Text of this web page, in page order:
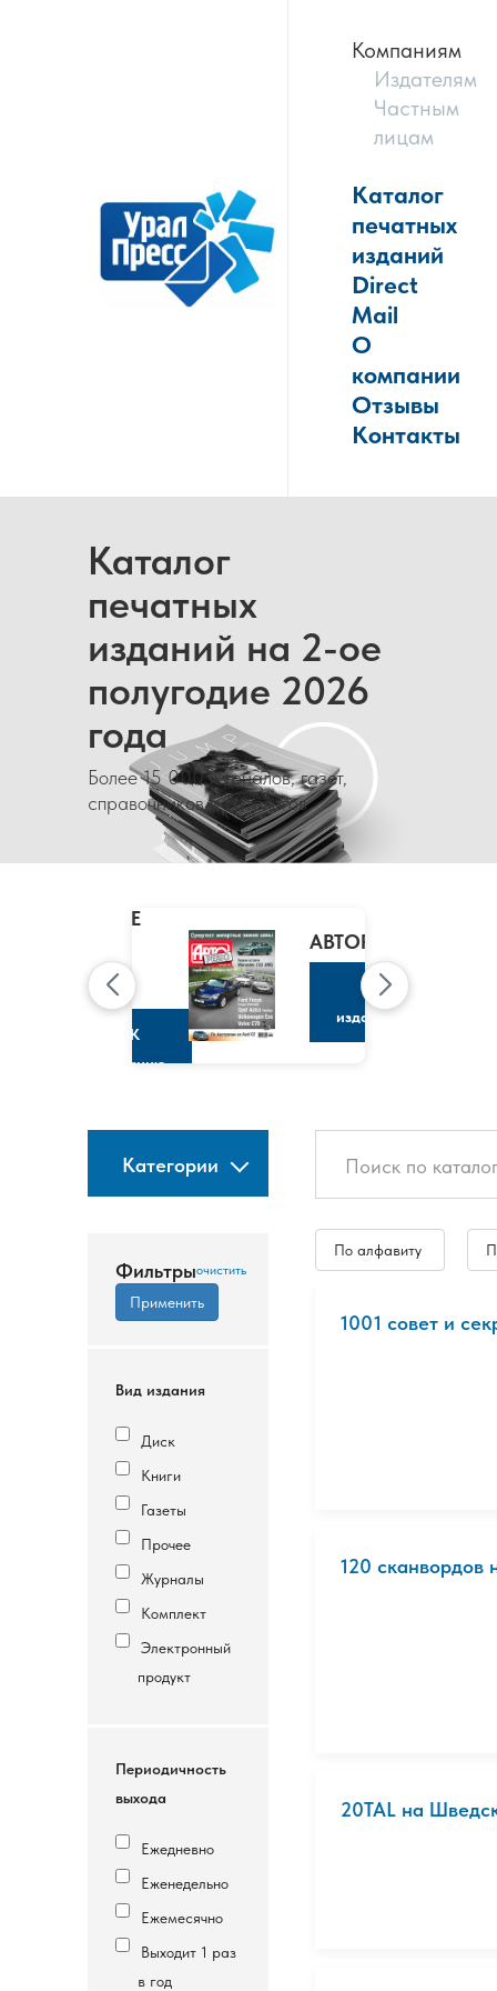
Компаниям
Издателям
Частным
лицам
Каталог
печатных
изданий
Direct
Mail
О
компании
Отзывы
Контакты
Каталог
печатных
изданий на 2-ое
полугодие 2026
года
Более 15 000 журналов, газет,
справочников и каталогов
CLAIRE
МАРИ
КЛЭР
К
изданию
АВТОРЕВЮ
К
изданию
Категории
Фильтры
Вид издания
Диск
Книги
Газеты
Прочее
Журналы
Комплект
Электронный
продукт
Периодичность
выхода
Ежедневно
Еженедельно
Ежемесячно
Выходит 1 раз
в год
По алфавиту
1001 совет и
120 сканвордов
20TAL на